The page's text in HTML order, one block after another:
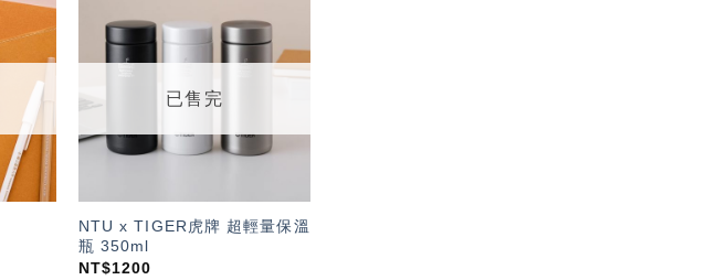
加入
望輕
加入
「願
望輕
已售完
NTU x TIGER虎牌 超輕量保溫
瓶 350ml
NT$1200